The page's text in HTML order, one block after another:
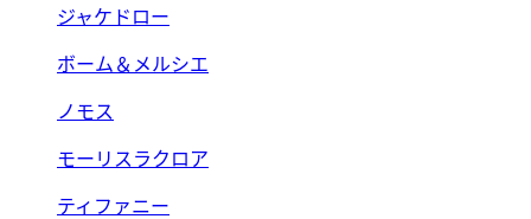
ジャケドロー
ボーム＆メルシエ
ノモス
モーリスラクロア
ティファニー